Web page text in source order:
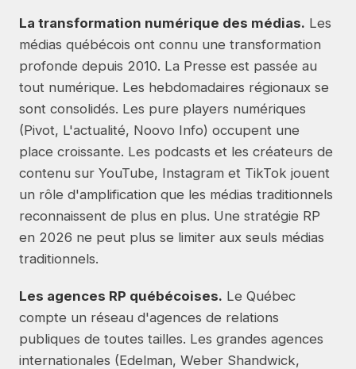
La transformation numérique des médias. Les
médias québécois ont connu une transformation
profonde depuis 2010. La Presse est passée au
tout numérique. Les hebdomadaires régionaux se
sont consolidés. Les pure players numériques
(Pivot, L'actualité, Noovo Info) occupent une
place croissante. Les podcasts et les créateurs de
contenu sur YouTube, Instagram et TikTok jouent
un rôle d'amplification que les médias traditionnels
reconnaissent de plus en plus. Une stratégie RP
en 2026 ne peut plus se limiter aux seuls médias
traditionnels.
Les agences RP québécoises. Le Québec
compte un réseau d'agences de relations
publiques de toutes tailles. Les grandes agences
internationales (Edelman, Weber Shandwick,